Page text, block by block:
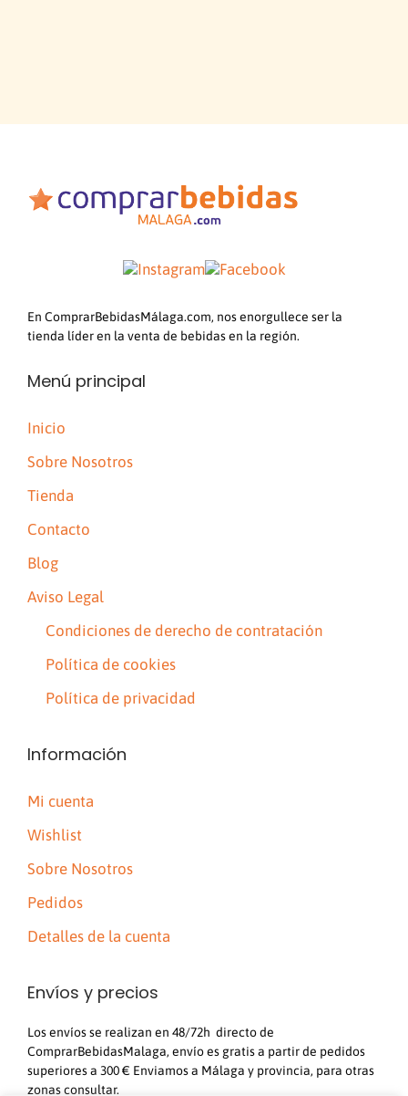
En ComprarBebidasMálaga.com, nos enorgullece ser la
tienda líder en la venta de bebidas en la región.
Menú principal
Inicio
Sobre Nosotros
Tienda
Contacto
Blog
Aviso Legal
Condiciones de derecho de contratación
Política de cookies
Política de privacidad
Información
Mi cuenta
Wishlist
Sobre Nosotros
Pedidos
Detalles de la cuenta
Envíos y precios
Los envíos se realizan en 48/72h directo de
ComprarBebidasMalaga, envío es gratis a partir de pedidos
superiores a 300 € Enviamos a Málaga y provincia, para otras
zonas consultar.